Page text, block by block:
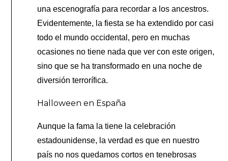
una escenografía para recordar a los ancestros.
Evidentemente, la fiesta se ha extendido por casi
todo el mundo occidental, pero en muchas
ocasiones no tiene nada que ver con este origen,
sino que se ha transformado en una noche de
diversión terrorífica.
Halloween en España
Aunque la fama la tiene la celebración
estadounidense, la verdad es que en nuestro
país no nos quedamos cortos en tenebrosas